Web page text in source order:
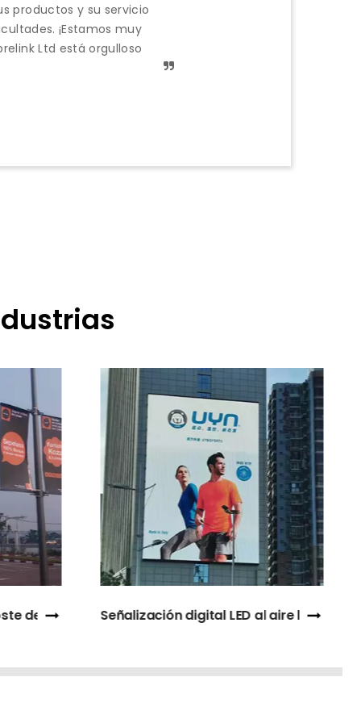
productos y su servicio
¡Estamos muy
Ltd está orgulloso
aire libre Vacú de caja de luz para restaurante